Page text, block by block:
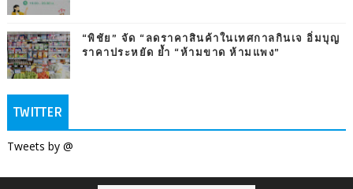
“พิชัย” จัด “ลดราคาสินค้าในเทศกาลกินเจ อิ่มบุญ
ราคาประหยัด ย้ำ “ห้ามขาด ห้ามแพง”
TWITTER
Tweets by @